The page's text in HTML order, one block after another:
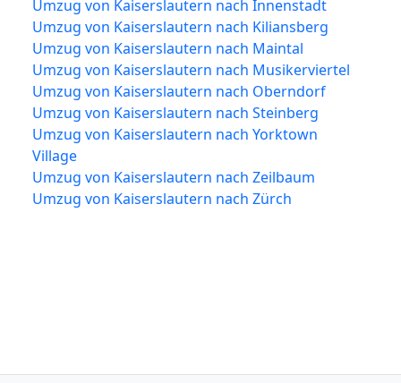
Umzug von Kaiserslautern nach Innenstadt
Umzug von Kaiserslautern nach Kiliansberg
Umzug von Kaiserslautern nach Maintal
Umzug von Kaiserslautern nach Musikerviertel
Umzug von Kaiserslautern nach Oberndorf
Umzug von Kaiserslautern nach Steinberg
Umzug von Kaiserslautern nach Yorktown
Village
Umzug von Kaiserslautern nach Zeilbaum
Umzug von Kaiserslautern nach Zürch